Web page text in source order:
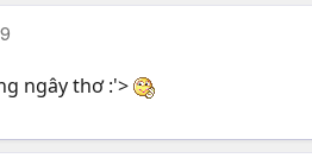
ngây thơ :'>